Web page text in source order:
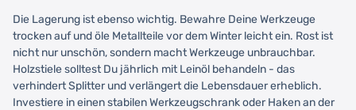
Die Lagerung ist ebenso wichtig. Bewahre Deine Werkzeuge
trocken auf und öle Metallteile vor dem Winter leicht ein. Rost ist
nicht nur unschön, sondern macht Werkzeuge unbrauchbar.
Holzstiele solltest Du jährlich mit Leinöl behandeln - das
verhindert Splitter und verlängert die Lebensdauer erheblich.
Investiere in einen stabilen Werkzeugschrank oder Haken an der